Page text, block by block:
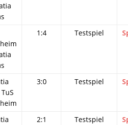
1:4 Testspiel
3:0 Testspiel
2:1 Testspiel